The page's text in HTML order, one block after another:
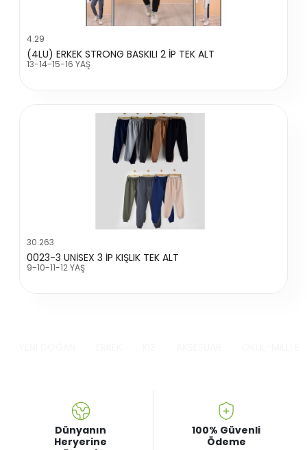
4.29
(4LU) ERKEK STRONG BASKILI 2 İP TEK ALT
13-14-15-16 YAŞ
30.263
0023-3 UNİSEX 3 İP KIŞLIK TEK ALT
9-10-11-12 YAŞ
Dünyanın
Heryerine
100% Güvenli
Ödeme